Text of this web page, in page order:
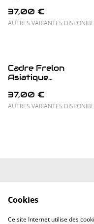
37,00 €
AUTRES VARIANTES
Cadre Frelon
Asiatique
37,00 €
AUTRES VARIANTES
Cookies
Ce site Internet utilise des